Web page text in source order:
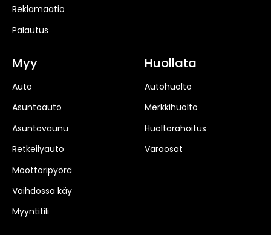
Reklamaatio
Palautus
Myy
Auto
Asuntoauto
Asuntovaunu
Retkeilyauto
Moottoripyörä
Vaihdossa käy
Myyntitili
Huollata
Autohuolto
Merkkihuolto
Huoltorahoitus
Varaosat